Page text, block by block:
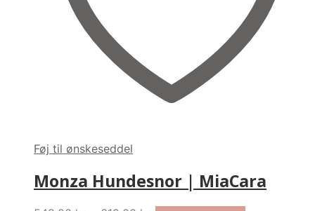
Føj til ønskeseddel
Monza Hundesnor | MiaCara